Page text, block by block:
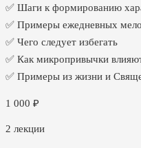
✅ Шаги к формированию
✅ Примеры ежедневных
✅ Чего следует избегать
✅ Как микропривычки
✅ Примеры из жизни и
1 000 ₽
2 лекции